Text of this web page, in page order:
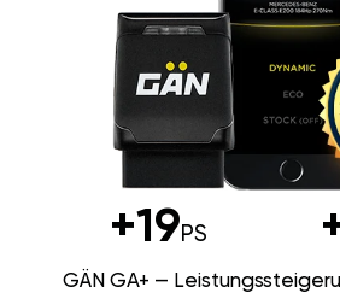
+19PS
GÄN GA+ —